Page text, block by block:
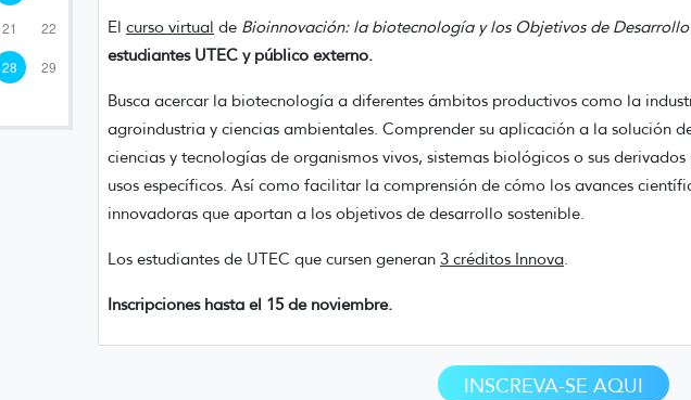
21 22
28 29
El curso virtual de Bioinnovación: la biotecnología y los Objetivos de Desarrollo
estudiantes UTEC y público externo.
Busca acercar la biotecnología a diferentes ámbitos productivos como la
agroindustria y ciencias ambientales. Comprender su aplicación a la solución
ciencias y tecnologías de organismos vivos, sistemas biológicos o sus
usos específicos. Así como facilitar la comprensión de cómo los avances
innovadoras que aportan a los objetivos de desarrollo sostenible.
Los estudiantes de UTEC que cursen generan 3 créditos Innova.
Inscripciones hasta el 15 de noviembre.
INSCREVA-SE AQUI